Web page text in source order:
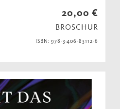
20,00 €
BROSCHUR
ISBN: 978-3-406-83112-6